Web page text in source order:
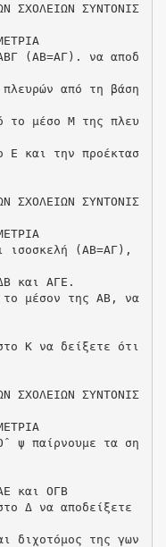
ΣΧΟΛΕΙΩΝ ΣΥΝΤΟΝΙΣ
(ΑΒ=ΑΓ). να αποδ
από τη βάση
το μέσο Μ της πλευ
Ε και την προέκτασ
ΣΧΟΛΕΙΩΝ ΣΥΝΤΟΝΙΣ
ισοσκελή (ΑΒ=ΑΓ),
και ΑΓΕ.
μέσον της ΑΒ, να
Κ να δείξετε ότι
ΣΧΟΛΕΙΩΝ ΣΥΝΤΟΝΙΣ
ψ παίρνουμε τα ση
και ΟΓΒ
Δ να αποδείξετε
διχοτόμος της γων